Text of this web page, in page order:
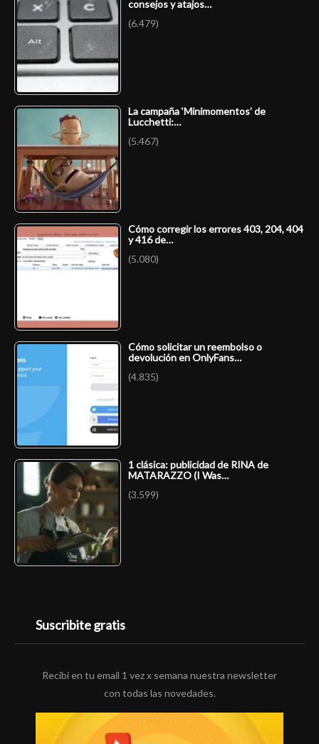
consejos y atajos…
(6.479)
La campaña ‘Minimomentos’ de
Lucchetti:…
(5.467)
Cómo corregir los errores 403, 204, 404
y 416 de…
(5.080)
Cómo solicitar un reembolso o
devolución en OnlyFans…
(4.835)
1 clásica: publicidad de RINA de
MATARAZZO (I Was…
(3.599)
Suscribite gratis
Recibí en tu email 1 vez x semana nuestra newsletter
con todas las novedades.